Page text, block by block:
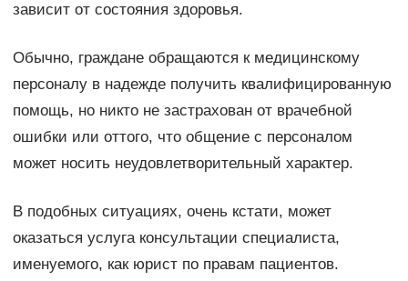
зависит от состояния здоровья.
Обычно, граждане обращаются к медицинскому
персоналу в надежде получить квалифицированную
помощь, но никто не застрахован от врачебной
ошибки или оттого, что общение с персоналом
может носить неудовлетворительный характер.
В подобных ситуациях, очень кстати, может
оказаться услуга консультации специалиста,
именуемого, как юрист по правам пациентов.